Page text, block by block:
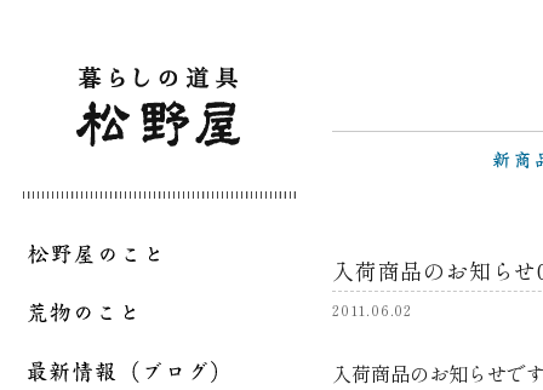
入荷商品のお知らせ
2011.06.02
入荷商品のお知らせで